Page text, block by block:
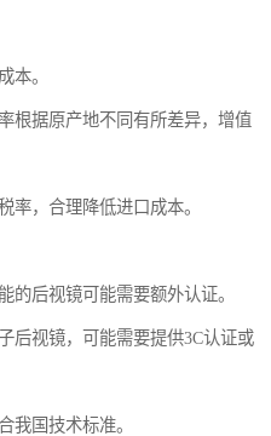
本。
根据原产地不同有所差异，增值
率，合理降低进口成本。
的后视镜可能需要额外认证。
后视镜，可能需要提供3C认证或
我国技术标准。